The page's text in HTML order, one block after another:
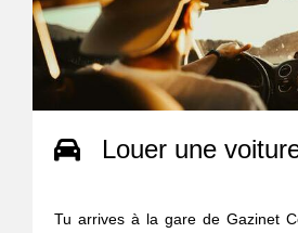
Louer une
Tu arrives à la gare de Gazinet